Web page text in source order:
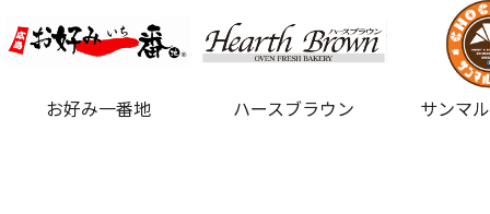
お好み一番地 ハースブラウン サンマ